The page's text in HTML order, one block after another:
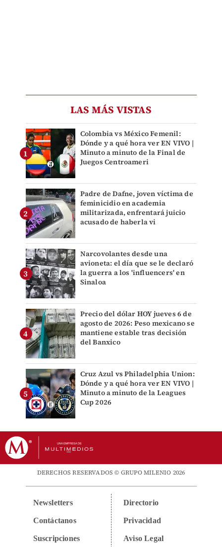
LAS MÁS VISTAS
Colombia vs México Femenil:
Dónde y a qué hora ver EN VIVO |
Minuto a minuto de la Final de
Juegos Centroameri
Padre de Dafne, joven víctima de
feminicidio en academia
militarizada, enfrentará juicio
acusado de haberla vi
Narcovolantes desde una
avioneta: el día que se le declaró
la guerra a los 'influencers' en
Sinaloa
Precio del dólar HOY jueves 6 de
agosto de 2026: Peso mexicano se
mantiene estable tras decisión
del Banxico
Cruz Azul vs Philadelphia Union:
Dónde y a qué hora ver EN VIVO |
Minuto a minuto de la Leagues
Cup 2026
DERECHOS RESERVADOS © GRUPO MILENIO 2026
Newsletters
Contáctanos
Suscripciones
Directorio
Privacidad
Aviso Legal